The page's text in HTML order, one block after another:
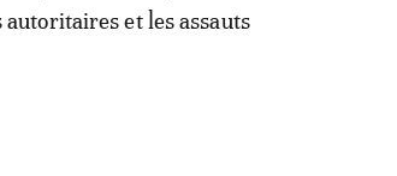
autoritaires et les assauts